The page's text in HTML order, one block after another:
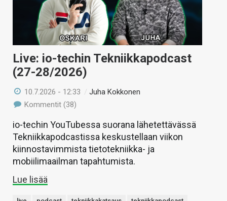
HAKU
Live: io-techin Tekniikkapodcast
(27-28/2026)
10.7.2026 - 12:33 /Juha Kokkonen
Kommentit (38)
io-techin YouTubessa suorana lähetettävässä
Tekniikkapodcastissa keskustellaan viikon
kiinnostavimmista tietotekniikka- ja
mobiilimaailman tapahtumista.
Lue lisää